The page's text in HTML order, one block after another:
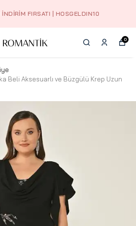
ÜCRETSIZ KARGO
0
Beli Aksesuarlı ve Büzgülü Krep Uzun